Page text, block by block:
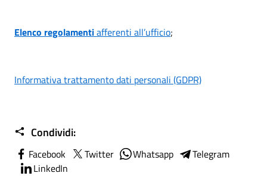
Elenco regolamentiafferenti all’ufficio;
Informativa trattamento dati personali (GDPR)
Condividi:
Facebook Twitter Whatsapp
Telegram
LinkedIn